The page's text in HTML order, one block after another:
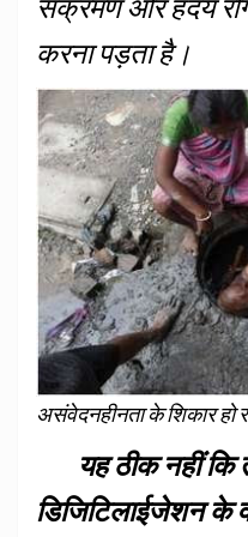
करना पड़ता है।
असंवेदनहीनता के शिकार हो
यह ठीक नहीं कि
डिजिटिलाईजेशन के